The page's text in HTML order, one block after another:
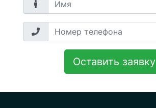
Оставить заявку